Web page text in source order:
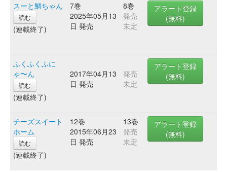
スーと鯛ちゃん
読む
(連載終了)
7巻
2025年05月13
日 発売
8巻
発売
未定
アラート登録
(無料)
ふくふくふに
ゃ〜ん
読む
(連載終了)
2017年04月13
日 発売
発売
未定
アラート登録
(無料)
チーズスイート
ホーム
読む
(連載終了)
12巻
2015年06月23
日 発売
13巻
発売
未定
アラート登録
(無料)